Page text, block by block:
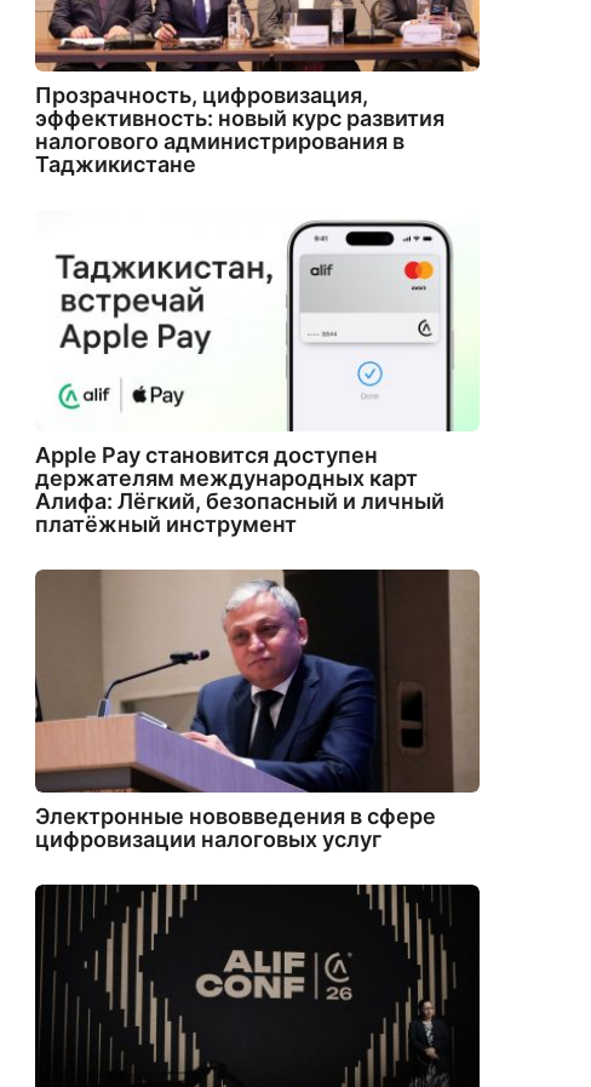
Прозрачность, цифровизация,
эффективность: новый курс развития
налогового администрирования в
Таджикистане
Apple Pay становится доступен
держателям международных карт
Алифа: Лёгкий, безопасный и личный
платёжный инструмент
Электронные нововведения в сфере
цифровизации налоговых услуг